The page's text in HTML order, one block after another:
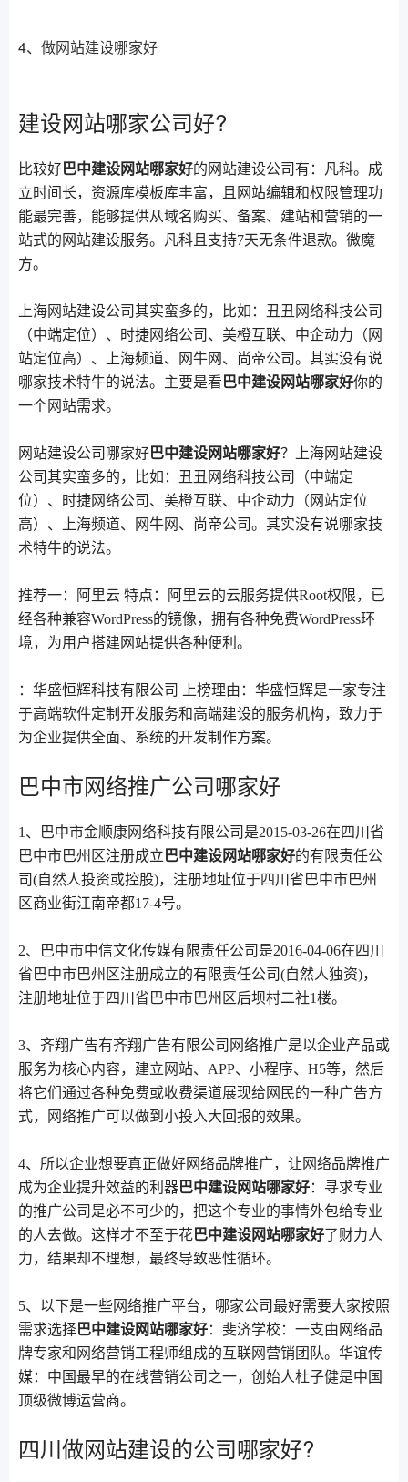
4、 做网站建设哪家好
建设网站哪家公司好?
比较好巴中建设网站哪家好的网站建设公司有：凡科。成
立时间长，资源库模板库丰富，且网站编辑和权限管理功
能最完善，能够提供从域名购买、备案、建站和营销的一
站式的网站建设服务。凡科且支持7天无条件退款。微魔
方。
上海网站建设公司其实蛮多的，比如：丑丑网络科技公司
（中端定位）、时捷网络公司、美橙互联、中企动力（网
站定位高）、上海频道、网牛网、尚帝公司。其实没有说
哪家技术特牛的说法。主要是看巴中建设网站哪家好你的
一个网站需求。
网站建设公司哪家好巴中建设网站哪家好？上海网站建设
公司其实蛮多的，比如：丑丑网络科技公司（中端定
位）、时捷网络公司、美橙互联、中企动力（网站定位
高）、上海频道、网牛网、尚帝公司。其实没有说哪家技
术特牛的说法。
推荐一：阿里云 特点：阿里云的云服务提供Root权限，已
经各种兼容WordPress的镜像，拥有各种免费WordPress环
境，为用户搭建网站提供各种便利。
：华盛恒辉科技有限公司 上榜理由：华盛恒辉是一家专注
于高端软件定制开发服务和高端建设的服务机构，致力于
为企业提供全面、系统的开发制作方案。
巴中市网络推广公司哪家好
1、巴中市金顺康网络科技有限公司是2015-03-26在四川省
巴中市巴州区注册成立巴中建设网站哪家好的有限责任公
司(自然人投资或控股)，注册地址位于四川省巴中市巴州
区商业街江南帝都17-4号。
2、巴中市中信文化传媒有限责任公司是2016-04-06在四川
省巴中市巴州区注册成立的有限责任公司(自然人独资)，
注册地址位于四川省巴中市巴州区后坝村二社1楼。
3、齐翔广告有齐翔广告有限公司网络推广是以企业产品或
服务为核心内容，建立网站、APP、小程序、H5等，然后
将它们通过各种免费或收费渠道展现给网民的一种广告方
式，网络推广可以做到小投入大回报的效果。
4、所以企业想要真正做好网络品牌推广，让网络品牌推广
成为企业提升效益的利器巴中建设网站哪家好：寻求专业
的推广公司是必不可少的，把这个专业的事情外包给专业
的人去做。这样才不至于花巴中建设网站哪家好 了财力人
力，结果却不理想，最终导致恶性循环。
5、以下是一些网络推广平台，哪家公司最好需要大家按照
需求选择巴中建设网站哪家好：斐济学校：一支由网络品
牌专家和网络营销工程师组成的互联网营销团队。华谊传
媒：中国最早的在线营销公司之一，创始人杜子健是中国
顶级微博运营商。
四川做网站建设的公司哪家好?